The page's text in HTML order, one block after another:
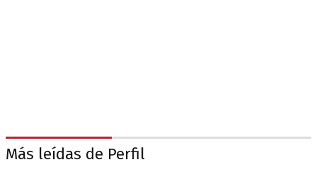
Más leídas de Perfil